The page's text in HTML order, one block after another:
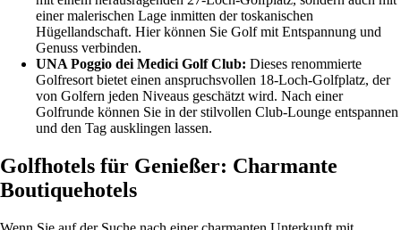
einer malerischen Lage inmitten der toskanischen
Hügellandschaft. Hier können Sie Golf mit Entspannung und
Genuss verbinden.
UNA Poggio dei Medici Golf Club: Dieses renommierte
Golfresort bietet einen anspruchsvollen 18-Loch-Golfplatz, der
von Golfern jeden Niveaus geschätzt wird. Nach einer
Golfrunde können Sie in der stilvollen Club-Lounge entspannen
und den Tag ausklingen lassen.
Golfhotels für Genießer: Charmante
Boutiquehotels